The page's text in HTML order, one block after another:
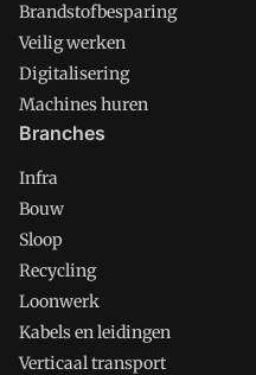
Brandstofbesparing
Veilig werken
Digitalisering
Machines huren
Branches
Infra
Bouw
Sloop
Recycling
Loonwerk
Kabels en leidingen
Verticaal transport